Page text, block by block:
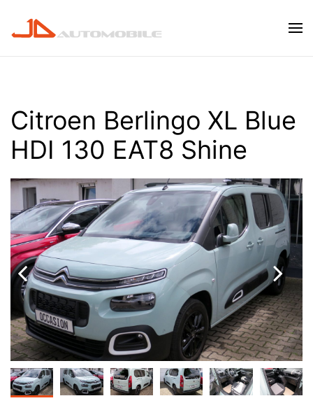
Skip to main content
Citroen Berlingo XL Blue
HDI 130 EAT8 Shine